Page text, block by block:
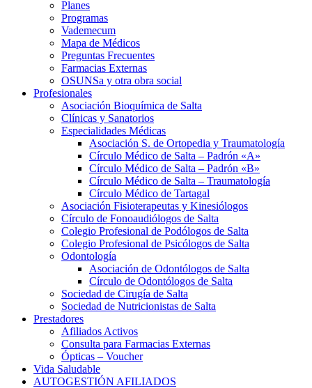
Planes
Programas
Vademecum
Mapa de Médicos
Preguntas Frecuentes
Farmacias Externas
OSUNSa y otra obra social
Profesionales
Asociación Bioquímica de Salta
Clínicas y Sanatorios
Especialidades Médicas
Asociación S. de Ortopedia y Traumatología
Círculo Médico de Salta – Padrón «A»
Círculo Médico de Salta – Padrón «B»
Círculo Médico de Salta – Traumatología
Círculo Médico de Tartagal
Asociación Fisioterapeutas y Kinesiólogos
Círculo de Fonoaudiólogos de Salta
Colegio Profesional de Podólogos de Salta
Colegio Profesional de Psicólogos de Salta
Odontología
Asociación de Odontólogos de Salta
Círculo de Odontólogos de Salta
Sociedad de Cirugía de Salta
Sociedad de Nutricionistas de Salta
Prestadores
Afiliados Activos
Consulta para Farmacias Externas
Ópticas – Voucher
Vida Saludable
AUTOGESTIÓN AFILIADOS